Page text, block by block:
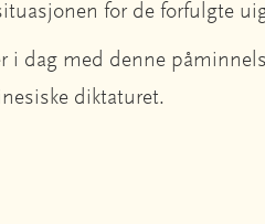
for de forfulgte
i dag med denne
diktaturet.